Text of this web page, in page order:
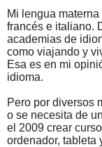
Mi lengua
francés e italiano.
academias de
como viajando y
Esa es en mi
idioma.
Pero por diversos
o se necesita de
el 2009 crear
ordenador, tableta